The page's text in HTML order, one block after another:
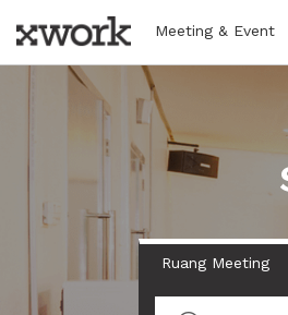
Meeting & Event
Ruang Meeting